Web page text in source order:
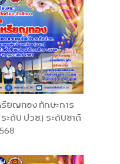
รียญทอง ทักษะการ
ะดับ ปวช.) ระดับชาติ